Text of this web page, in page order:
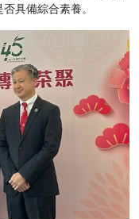
具備綜合素養。